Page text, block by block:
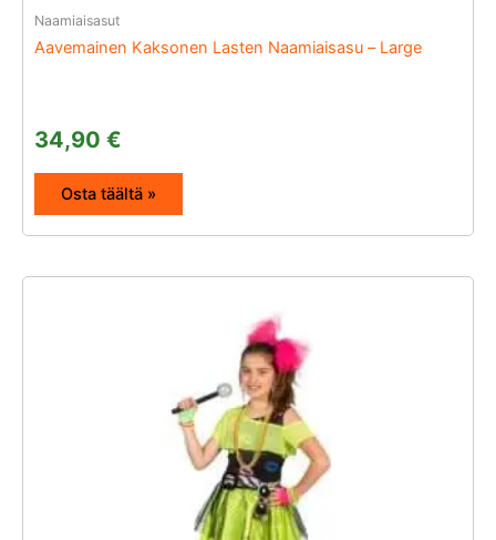
Naamiaisasut
Aavemainen Kaksonen Lasten Naamiaisasu – Large
34,90 €
Osta täältä »